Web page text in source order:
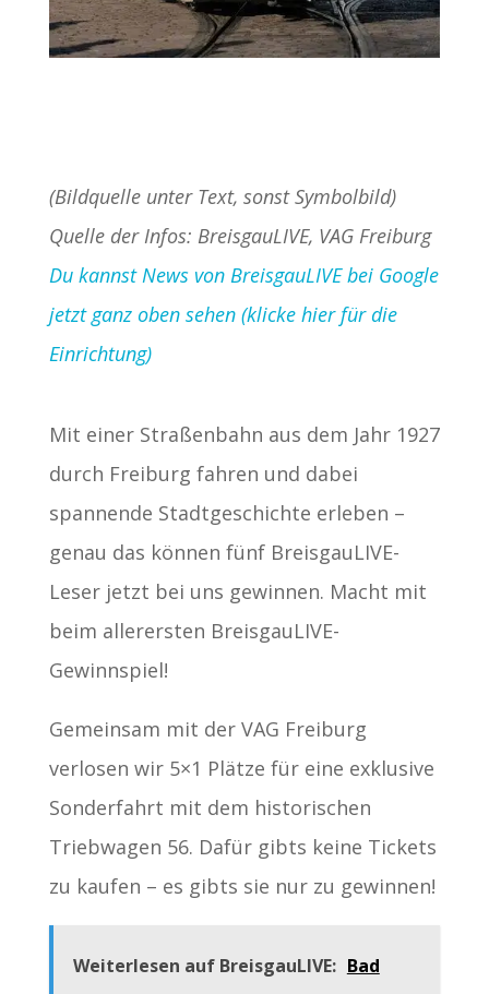
(Bildquelle unter Text, sonst Symbolbild)
Quelle der Infos: BreisgauLIVE, VAG Freiburg
Du kannst News von BreisgauLIVE bei Google
jetzt ganz oben sehen (klicke hier für die
Einrichtung)
Mit einer Straßenbahn aus dem Jahr 1927
durch Freiburg fahren und dabei
spannende Stadtgeschichte erleben –
genau das können fünf BreisgauLIVE-
Leser jetzt bei uns gewinnen. Macht mit
beim allerersten BreisgauLIVE-
Gewinnspiel!
Gemeinsam mit der VAG Freiburg
verlosen wir 5×1 Plätze für eine exklusive
Sonderfahrt mit dem historischen
Triebwagen 56. Dafür gibts keine Tickets
zu kaufen – es gibts sie nur zu gewinnen!
Weiterlesen auf BreisgauLIVE: Bad